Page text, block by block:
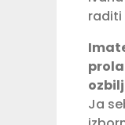
raditi
Ja